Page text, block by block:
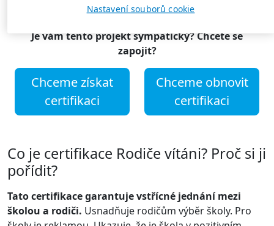
Je vám tento projekt sympatický? Chcete se
zapojit?
Chceme získat
certifikaci
Chceme obnovit
certifikaci
Co je certifikace Rodiče vítáni? Proč si ji
pořídit?
Tato certifikace garantuje vstřícné jednání mezi
školou a rodiči. Usnadňuje rodičům výběr školy. Pro
Nastavení souborů cookie